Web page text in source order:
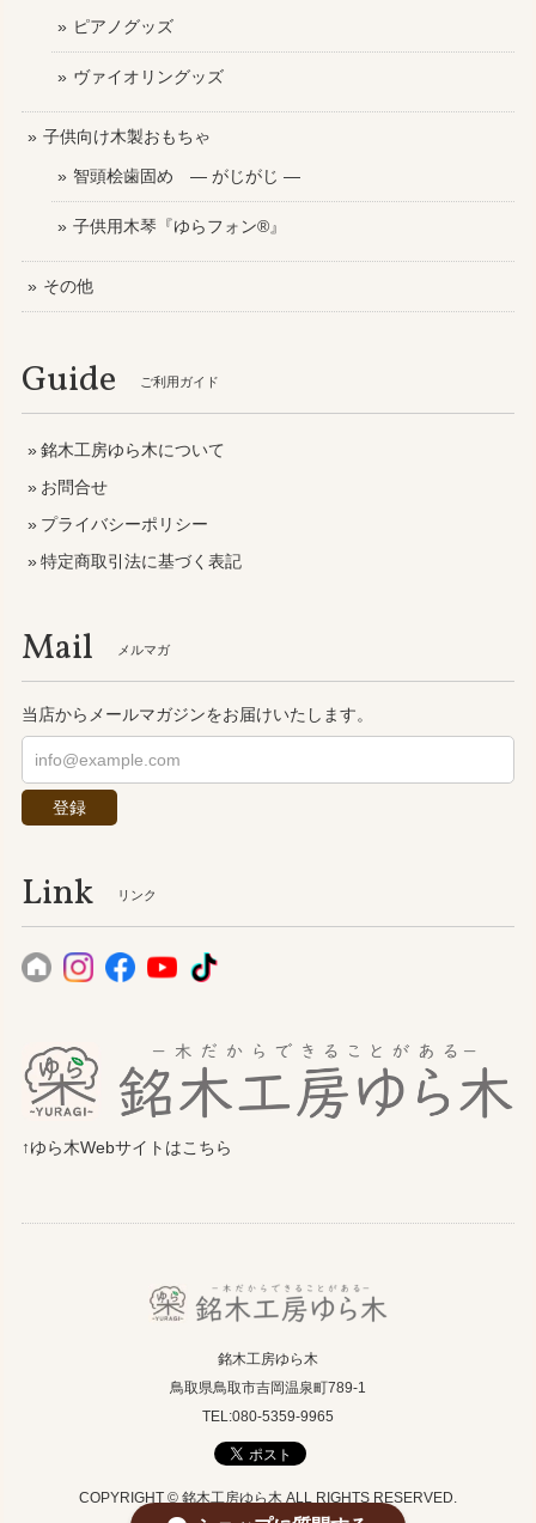
ピアノグッズ
ヴァイオリングッズ
子供向け木製おもちゃ
智頭桧歯固め ― がじがじ ―
子供用木琴『ゆらフォン®』
その他
Guide ご利用ガイド
銘木工房ゆら木について
お問合せ
プライバシーポリシー
特定商取引法に基づく表記
Mail メルマガ
当店からメールマガジンをお届けいたします。
登録
Link リンク
↑ゆら木Webサイトはこちら
銘木工房ゆら木
鳥取県鳥取市吉岡温泉町789-1
TEL:080-5359-9965
COPYRIGHT © 銘木工房ゆら木 ALL RIGHTS RESERVED.